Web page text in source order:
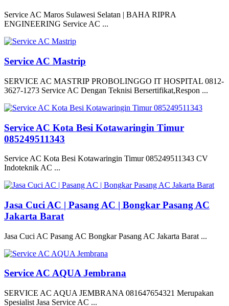
Service AC Maros Sulawesi Selatan | BAHA RIPRA
ENGINEERING Service AC ...
Service AC Mastrip
SERVICE AC MASTRIP PROBOLINGGO IT HOSPITAL 0812-
3627-1273 Service AC Dengan Teknisi Bersertifikat,Respon ...
Service AC Kota Besi Kotawaringin Timur
085249511343
Service AC Kota Besi Kotawaringin Timur 085249511343 CV
Indoteknik AC ...
Jasa Cuci AC | Pasang AC | Bongkar Pasang AC
Jakarta Barat
Jasa Cuci AC Pasang AC Bongkar Pasang AC Jakarta Barat ...
Service AC AQUA Jembrana
SERVICE AC AQUA JEMBRANA 081647654321 Merupakan
Spesialist Jasa Service AC ...